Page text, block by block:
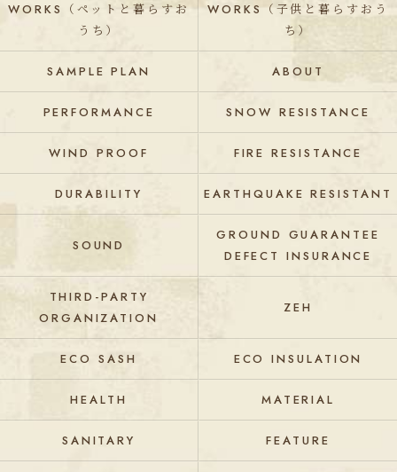
WORKS（ペットと暮らすお
うち）
WORKS（子供と暮らすおう
ち）
SAMPLE PLAN ABOUT
PERFORMANCE SNOW RESISTANCE
WIND PROOF FIRE RESISTANCE
DURABILITY EARTHQUAKE RESISTANT
SOUND
GROUND GUARANTEE
DEFECT INSURANCE
THIRD-PARTY
ORGANIZATION
ZEH
ECO SASH ECO INSULATION
HEALTH MATERIAL
SANITARY FEATURE